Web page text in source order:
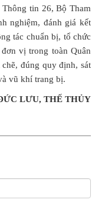
tin 26, Bộ Tham
nghiệm, đánh giá kết
tác chuẩn bị, tổ chức
vị trong toàn Quân
đúng quy định, sát
vũ khí trang bị.
LƯU, THẾ THỦY